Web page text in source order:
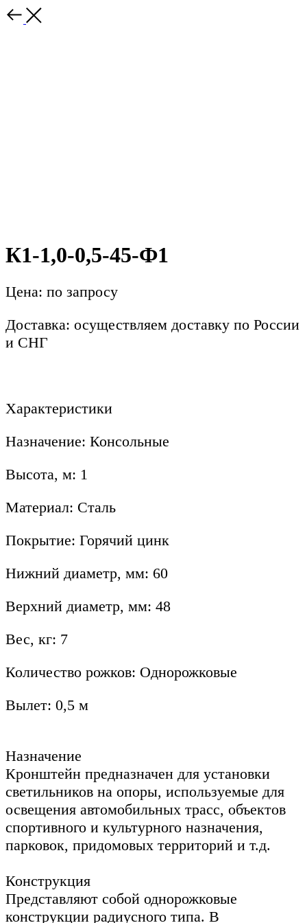
К1-1,0-0,5-45-Ф1
Цена: по запросу
Доставка: осуществляем доставку по России
и СНГ
Характеристики
Назначение: Консольные
Высота, м: 1
Материал: Сталь
Покрытие: Горячий цинк
Нижний диаметр, мм: 60
Верхний диаметр, мм: 48
Вес, кг: 7
Количество рожков: Однорожковые
Вылет: 0,5 м
Назначение
Кронштейн предназначен для установки
светильников на опоры, используемые для
освещения автомобильных трасс, объектов
спортивного и культурного назначения,
парковок, придомовых территорий и т.д.
Конструкция
Представляют собой однорожковые
конструкции радиусного типа. В